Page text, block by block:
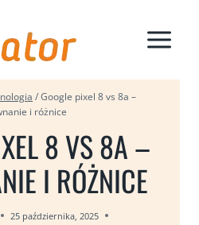
/Google pixel 8 vs 8a –
i różnice
8 VS 8A –
I RÓŻNICE
25 października, 2025